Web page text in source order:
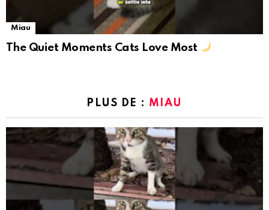
Miau
The Quiet Moments Cats Love Most
PLUS DE : MIAU